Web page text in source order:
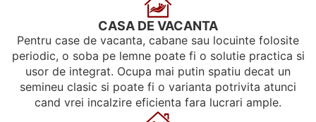
CASA DE VACANTA
Pentru case de vacanta, cabane sau locuinte folosite
periodic, o soba pe lemne poate fi o solutie practica si
usor de integrat. Ocupa mai putin spatiu decat un
semineu clasic si poate fi o varianta potrivita atunci
cand vrei incalzire eficienta fara lucrari ample.